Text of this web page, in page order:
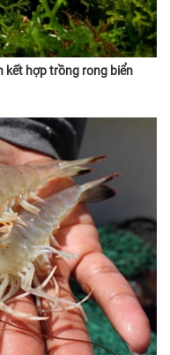
kết hợp trồng rong biển